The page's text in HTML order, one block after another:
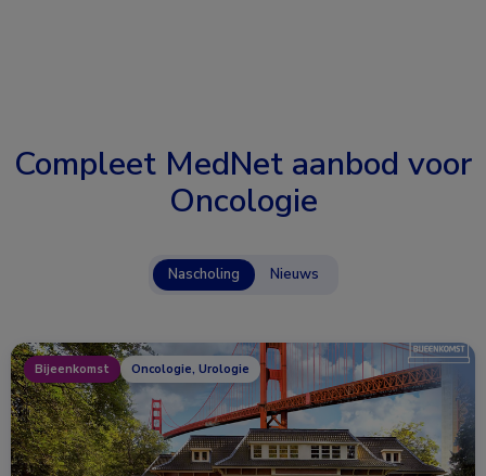
Compleet MedNet aanbod voor
Oncologie
Nascholing Nieuws
Bijeenkomst Oncologie, Urologie